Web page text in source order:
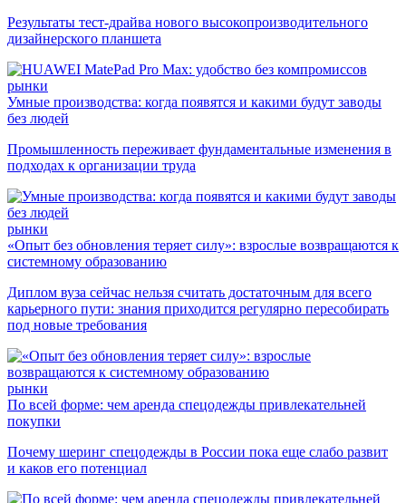
Результаты тест-драйва нового высокопроизводительного
дизайнерского планшета
рынки
Умные производства: когда появятся и какими будут заводы
без людей
Промышленность переживает фундаментальные изменения в
подходах к организации труда
рынки
«Опыт без обновления теряет силу»: взрослые возвращаются к
системному образованию
Диплом вуза сейчас нельзя считать достаточным для всего
карьерного пути: знания приходится регулярно пересобирать
под новые требования
рынки
По всей форме: чем аренда спецодежды привлекательней
покупки
Почему шеринг спецодежды в России пока еще слабо развит
и каков его потенциал